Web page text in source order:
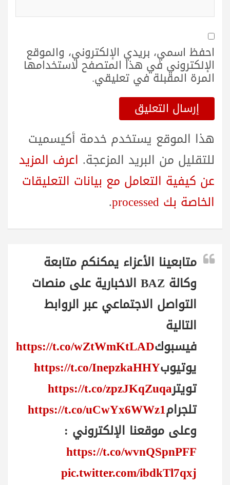
احفظ اسمي، بريدي الإلكتروني، والموقع
الإلكتروني في هذا المتصفح لاستخدامها
المرة المقبلة في تعليقي.
هذا الموقع يستخدم خدمة أكيسميت
للتقليل من البريد المزعجة. اعرف المزيد
عن كيفية التعامل مع بيانات التعليقات
الخاصة بك processed
.
متابعينا الأعزاء يمكنكم متابعة
وكالة BAZ الاخبارية على منصات
التواصل الاجتماعي عبر الروابط
التالية
فيسبوكhttps://t.co/wZtWmKtLAD
يوتيوبhttps://t.co/InepzkaHHY
تويترhttps://t.co/zpzJKqZuqa
تلجرامhttps://t.co/uCwYx6WWz1
وعلى موقعنا الإلكتروني :
https://t.co/wvnQSpnPFF
pic.twitter.com/ibdkTl7qxj